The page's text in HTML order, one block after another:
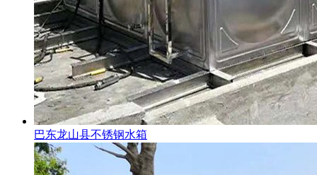
巴东龙山县不锈钢水箱